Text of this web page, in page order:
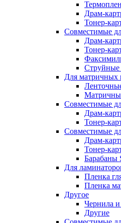
Драм-
Тонер-
Совместимые
Драм-
Тонер-
Струйные
Для матричных
Совместимые
Драм-
Тонер-
Совместимые
Драм-
Тонер-
Барабаны
Для
Пленка
Пленка
Другое
Чернила и
Другие